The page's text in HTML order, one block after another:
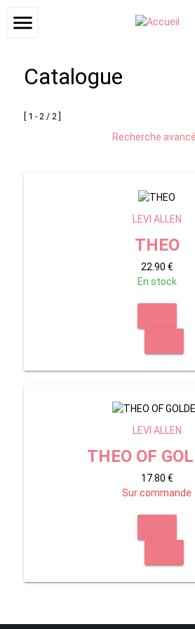
menu
Catalogue
[ 1 - 2 / 2 ]
Recherche
LEVI ALLEN
THEO
22.90 €
En stock
LEVI ALLEN
THEO OF
17.80 €
Sur commande